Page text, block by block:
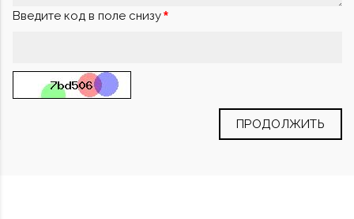
Введите код в поле снизу
ПРОДОЛЖИТЬ